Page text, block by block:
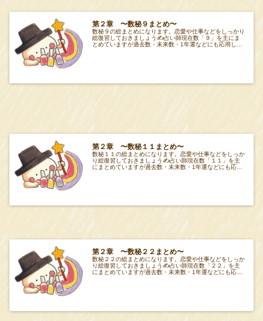
第２章 〜数秘９まとめ〜
数秘９の総まとめになります。恋愛や仕事などをしっかり
総復習しておきましょう✍️占い師現在数「９」を主にま
とめていますが過去数・未来数・1年運などにも応用して
第２章 〜数秘１１まとめ〜
数秘１１の総まとめになります。恋愛や仕事などをしっか
り総復習しておきましょう✍️占い師現在数「１１」を主
にまとめていますが過去数・未来数・1年運などにも応用
第２章 〜数秘２２まとめ〜
数秘２２の総まとめになります。恋愛や仕事などをしっか
り総復習しておきましょう✍️占い師現在数「２２」を主
にまとめていますが過去数・未来数・1年運などにも応用